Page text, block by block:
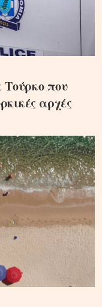
Τούρκο που
αρχές